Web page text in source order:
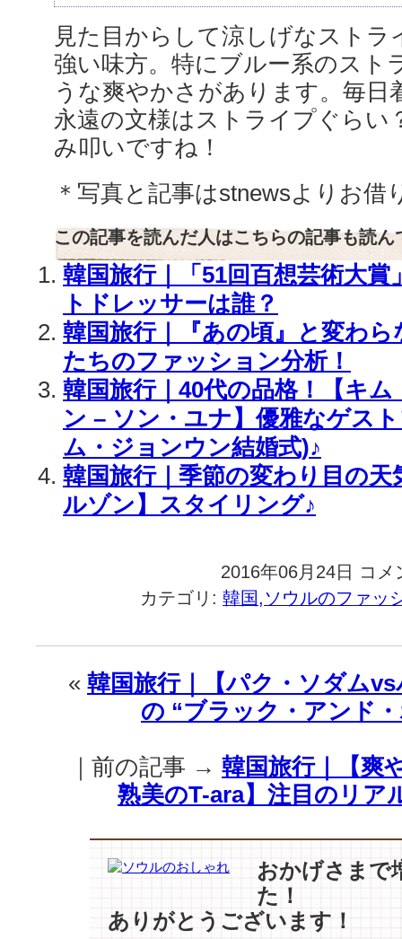
見た目からして涼しげなストラ
強い味方。特にブルー系のスト
うな爽やかさがあります。毎日
永遠の文様はストライプぐらい
み叩いですね！
＊写真と記事はstnewsよりお借
この記事を読んだ人はこちらの記事も読ん
韓国旅行｜「51回百想芸術大
トドレッサーは誰？
韓国旅行｜『あの頃』と変わ
たちのファッション分析！
韓国旅行｜40代の品格！【キ
ン – ソン・ユナ】優雅なゲス
ム・ジョンウン結婚式)♪
韓国旅行｜季節の変わり目の
ルゾン】スタイリング♪
2016年06月24日
韓
旅
｜
＆
WORST
清
感
を
与
る
「ス
ト
コメ
カテゴリ: 韓国,ソウルのファッ
« 韓国旅行｜【パク・ソダム
の “ブラック・アンド
｜前の記事 → 韓国旅行｜【爽
熟美のT-ara】注目のリア
おかげさまで
た！
ありがとうございます！